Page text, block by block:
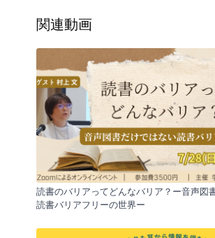
行っておられました。ジュネーブでの様
関連動画
読書のバリアってどんなバリア？ー音声図
読書バリアフリーの世界ー